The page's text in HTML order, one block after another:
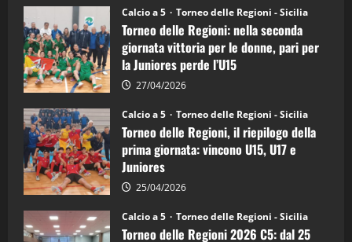
Torneo
delle
Regioni
di
calcio
a
5:
la
Juniores
è
vicecampione
d’Italia
Calcio a 5 Torneo delle Regioni - Sicilia
Torneo delle Regioni: nella seconda
giornata vittoria per le donne, pari per
la Juniores perde l’U15
27/04/2026
Calcio a 5 Torneo delle Regioni - Sicilia
Torneo delle Regioni, il riepilogo della
prima giornata: vincono U15, U17 e
Juniores
25/04/2026
Calcio a 5 Torneo delle Regioni - Sicilia
Torneo delle Regioni 2026 C5: dal 25